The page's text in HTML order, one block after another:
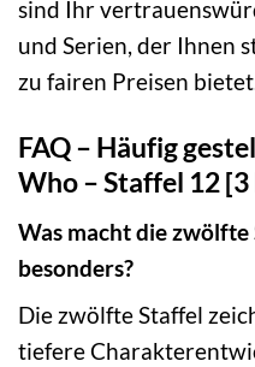
sind Ihr
und Serien, der Ihnen
zu fairen Preisen
FAQ – Häufig
Who – Staffel 12 [3
Was macht die
besonders?
Die zwölfte Staffel
tiefere